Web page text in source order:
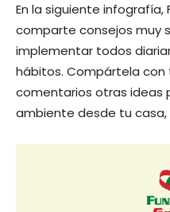
En la siguiente infografía,
comparte consejos muy
implementar todos
hábitos. Compártela con
comentarios otras ideas
ambiente desde tu casa,